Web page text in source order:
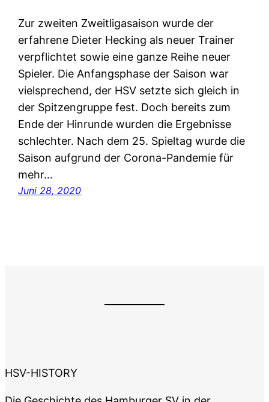
Zur zweiten Zweitligasaison wurde der
erfahrene Dieter Hecking als neuer Trainer
verpflichtet sowie eine ganze Reihe neuer
Spieler. Die Anfangsphase der Saison war
vielsprechend, der HSV setzte sich gleich in
der Spitzengruppe fest. Doch bereits zum
Ende der Hinrunde wurden die Ergebnisse
schlechter. Nach dem 25. Spieltag wurde die
Saison aufgrund der Corona-Pandemie für
mehr…
Juni 28, 2020
HSV-HISTORY